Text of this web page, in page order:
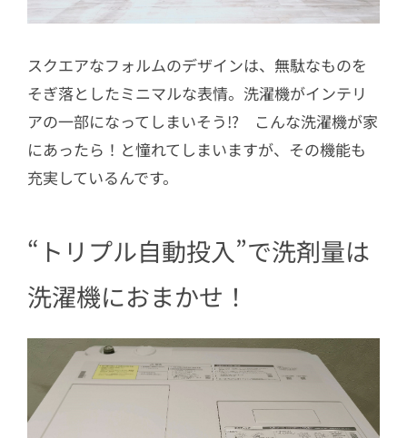
スクエアなフォルムのデザインは、無駄なものを
そぎ落としたミニマルな表情。洗濯機がインテリ
アの一部になってしまいそう!? こんな洗濯機が家
にあったら！と憧れてしまいますが、その機能も
充実しているんです。
“トリプル自動投入”で洗剤量は
洗濯機におまかせ！